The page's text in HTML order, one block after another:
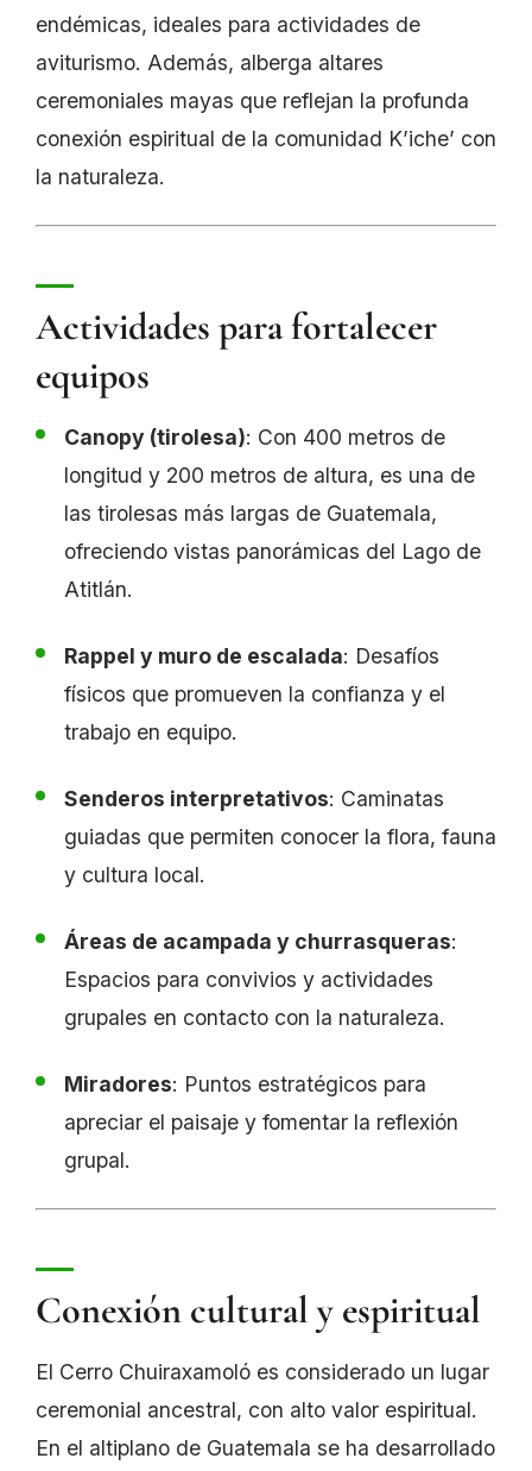
endémicas, ideales para actividades de
aviturismo. Además, alberga altares
ceremoniales mayas que reflejan la profunda
conexión espiritual de la comunidad K’iche’ con
la naturaleza.
Actividades para fortalecer
equipos
Canopy (tirolesa): Con 400 metros de
longitud y 200 metros de altura, es una de
las tirolesas más largas de Guatemala,
ofreciendo vistas panorámicas del Lago de
Atitlán.
Rappel y muro de escalada: Desafíos
físicos que promueven la confianza y el
trabajo en equipo.
Senderos interpretativos: Caminatas
guiadas que permiten conocer la flora, fauna
y cultura local.
Áreas de acampada y churrasqueras:
Espacios para convivios y actividades
grupales en contacto con la naturaleza.
Miradores: Puntos estratégicos para
apreciar el paisaje y fomentar la reflexión
grupal.
Conexión cultural y espiritual
El Cerro Chuiraxamoló es considerado un lugar
ceremonial ancestral, con alto valor espiritual.
En el altiplano de Guatemala se ha desarrollado